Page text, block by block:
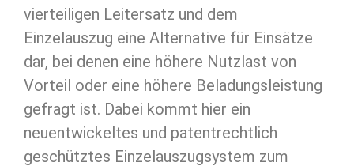
vierteiligen Leitersatz und dem
Einzelauszug eine Alternative für Einsätze
dar, bei denen eine höhere Nutzlast von
Vorteil oder eine höhere Beladungsleistung
gefragt ist. Dabei kommt hier ein
neuentwickeltes und patentrechtlich
geschütztes Einzelauszugsystem zum